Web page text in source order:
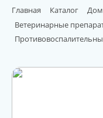
Для пищевой
Главная Каталог
Ветеринарные